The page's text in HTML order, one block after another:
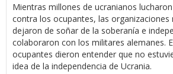
Mientras millones de ucranianos
contra los ocupantes, las organizaciones
dejaron de soñar de la soberanía e
colaboraron con los militares alemanes.
ocupantes dieron entender que no
idea de la independencia de Ucrania.